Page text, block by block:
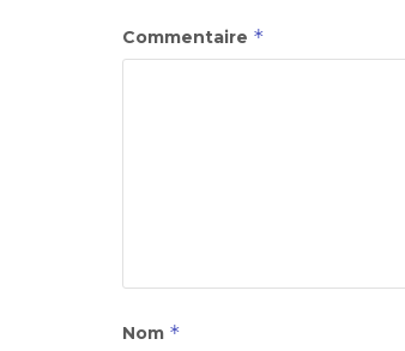
Commentaire *
Nom *